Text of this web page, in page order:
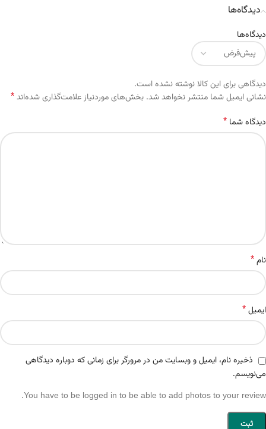
دیدگاه‌ها
دیدگاه‌ها
دیدگاهی برای این کالا نوشته نشده است.
نشانی ایمیل شما منتشر نخواهد شد. بخش‌های موردنیاز علامت‌گذاری شده‌اند*
دیدگاه شما *
نام*
ایمیل*
ذخیره نام، ایمیل و وبسایت من در مرورگر برای زمانی که دوباره دیدگاهی
می‌نویسم.
You have to be logged in to be able to add photos to your review.
Alternative: